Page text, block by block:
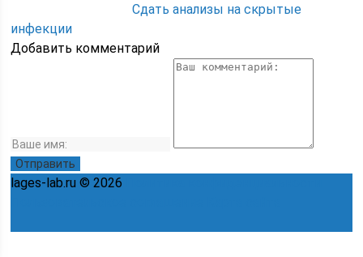
Сдать анализы на скрытые
инфекции
Добавить комментарий
lages-lab.ru © 2026